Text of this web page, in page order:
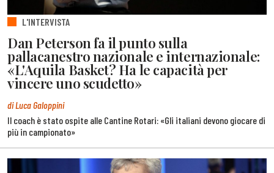
L'INTERVISTA
Dan Peterson fa il punto sulla
pallacanestro nazionale e internazionale:
«L'Aquila Basket? Ha le capacità per
vincere uno scudetto»
di Luca Galoppini
Il coach è stato ospite alle Cantine Rotari: «Gli italiani devono giocare di
più in campionato»